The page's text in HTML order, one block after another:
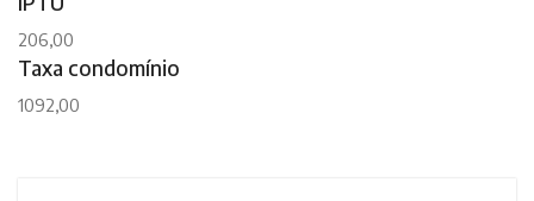
206,00
Taxa condomínio
1092,00